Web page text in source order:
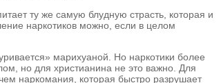
ту же самую блудную страсть, которая и
наркотиков можно, если в целом
марихуаной. Но наркотики более
но для христианина не это важно. Для
наркомания, которая быстро разрушает